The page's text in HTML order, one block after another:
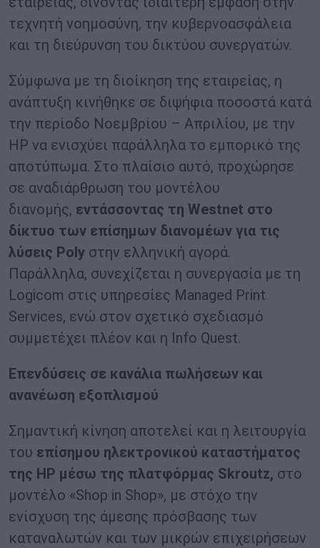
τεχνητή νοημοσύνη, την κυβερνοασφάλεια
και τη διεύρυνση του δικτύου συνεργατών.
Σύμφωνα με τη διοίκηση της εταιρείας, η
ανάπτυξη κινήθηκε σε διψήφια ποσοστά κατά
την περίοδο Νοεμβρίου – Απριλίου, με την
HP να ενισχύει παράλληλα το εμπορικό της
αποτύπωμα. Στο πλαίσιο αυτό, προχώρησε
σε αναδιάρθρωση του μοντέλου
διανομής, εντάσσοντας τη Westnet στο
δίκτυο των επίσημων διανομέων για τις
λύσεις Poly στην ελληνική αγορά.
Παράλληλα, συνεχίζεται η συνεργασία με τη
Logicom στις υπηρεσίες Managed Print
Services, ενώ στον σχετικό σχεδιασμό
συμμετέχει πλέον και η Info Quest.
Επενδύσεις σε κανάλια πωλήσεων και
ανανέωση εξοπλισμού
Σημαντική κίνηση αποτελεί και η λειτουργία
του επίσημου ηλεκτρονικού καταστήματος
της HP μέσω της πλατφόρμας Skroutz, στο
μοντέλο «Shop in Shop», με στόχο την
ενίσχυση της άμεσης πρόσβασης των
καταναλωτών και των μικρών επιχειρήσεων